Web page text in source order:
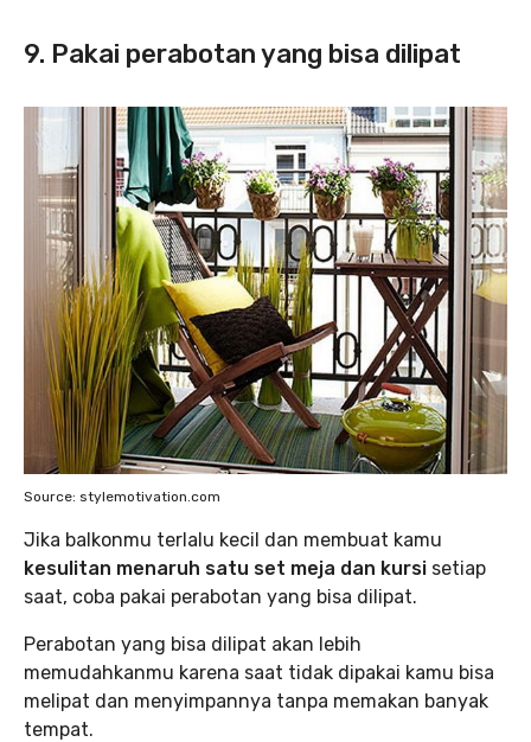
9. Pakai perabotan yang bisa dilipat
Source: stylemotivation.com
Jika balkonmu terlalu kecil dan membuat kamu
kesulitan menaruh satu set meja dan kursi setiap
saat, coba pakai perabotan yang bisa dilipat.
Perabotan yang bisa dilipat akan lebih
memudahkanmu karena saat tidak dipakai kamu bisa
melipat dan menyimpannya tanpa memakan banyak
tempat.